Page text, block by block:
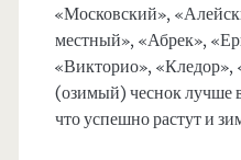
«Московский»,
местный», «Абрек»,
«Викторио», «Кледор»,
(озимый) чеснок лучше
что успешно растут и